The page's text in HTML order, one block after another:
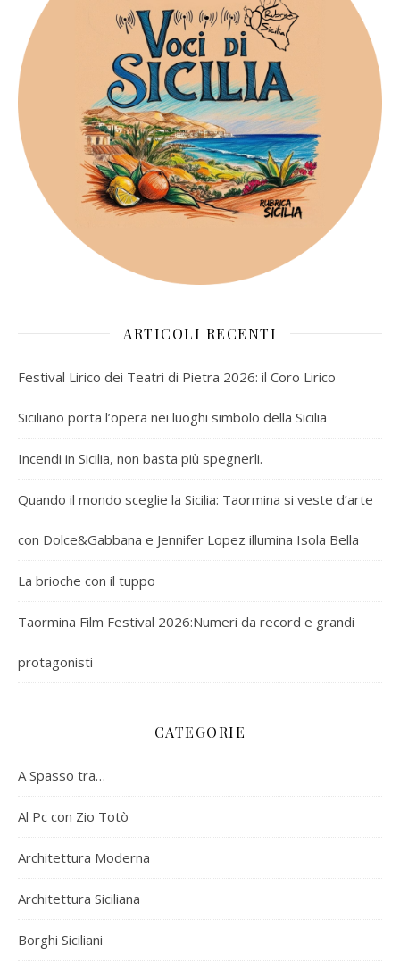
ARTICOLI RECENTI
Festival Lirico dei Teatri di Pietra 2026: il Coro Lirico
Siciliano porta l’opera nei luoghi simbolo della Sicilia
Incendi in Sicilia, non basta più spegnerli.
Quando il mondo sceglie la Sicilia: Taormina si veste d’arte
con Dolce&Gabbana e Jennifer Lopez illumina Isola Bella
La brioche con il tuppo
Taormina Film Festival 2026:Numeri da record e grandi
protagonisti
CATEGORIE
A Spasso tra…
Al Pc con Zio Totò
Architettura Moderna
Architettura Siciliana
Borghi Siciliani